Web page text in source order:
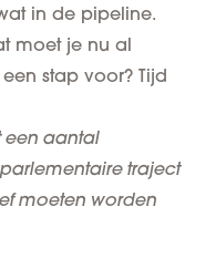
in de pipeline.
moet je nu al
stap voor? Tijd
een aantal
traject
moeten worden